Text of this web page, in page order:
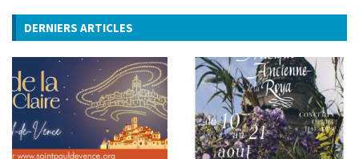
DERNIERS ARTICLES